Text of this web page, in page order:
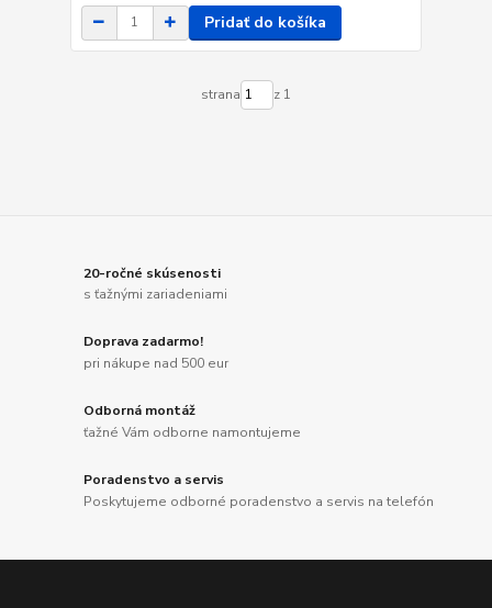
Pridať do košíka
strana z 1
20-ročné skúsenosti
s ťažnými zariadeniami
Doprava zadarmo!
pri nákupe nad 500 eur
Odborná montáž
ťažné Vám odborne namontujeme
Poradenstvo a servis
Poskytujeme odborné poradenstvo a servis na telefón